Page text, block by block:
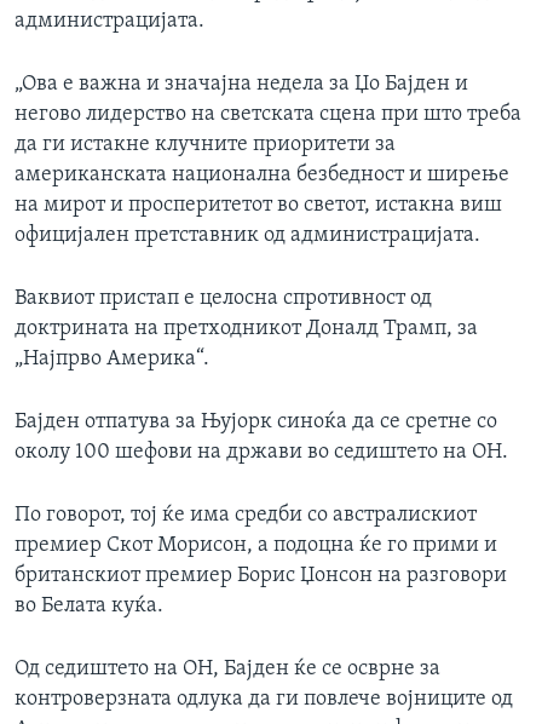
администрацијата.
„Ова е важна и значајна недела за Џо Бајден и
негово лидерство на светската сцена при што треба
да ги истакне клучните приоритети за
американската национална безбедност и ширење
на мирот и просперитетот во светот, истакна виш
официјален претставник од администрацијата.
Ваквиот пристап е целосна спротивност од
доктрината на претходникот Доналд Трамп, за
„Најпрво Америка“.
Бајден отпатува за Њујорк синоќа да се сретне со
околу 100 шефови на држави во седиштето на ОН.
По говорот, тој ќе има средби со австралискиот
премиер Скот Морисон, а подоцна ќе го прими и
британскиот премиер Борис Џонсон на разговори
во Белата куќа.
Од седиштето на ОН, Бајден ќе се осврне за
контроверзната одлука да ги повлече војниците од